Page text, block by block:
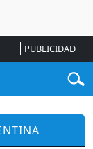
PUBLICIDAD